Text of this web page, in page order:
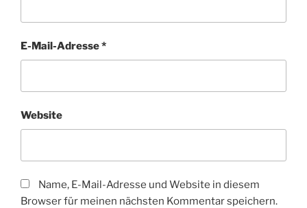
E-Mail-Adresse*
Website
Name, E-Mail-Adresse und Website in diesem
Browser für meinen nächsten Kommentar speichern.